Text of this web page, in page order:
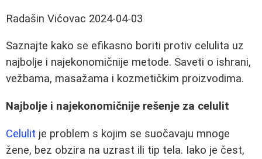
Radašin Vićovac 2024-04-03
Saznajte kako se efikasno boriti protiv celulita uz
najbolje i najekonomičnije metode. Saveti o ishrani,
vežbama, masažama i kozmetičkim proizvodima.
Najbolje i najekonomičnije rešenje za celulit
Celulit je problem s kojim se suočavaju mnoge
žene, bez obzira na uzrast ili tip tela. Iako je čest,